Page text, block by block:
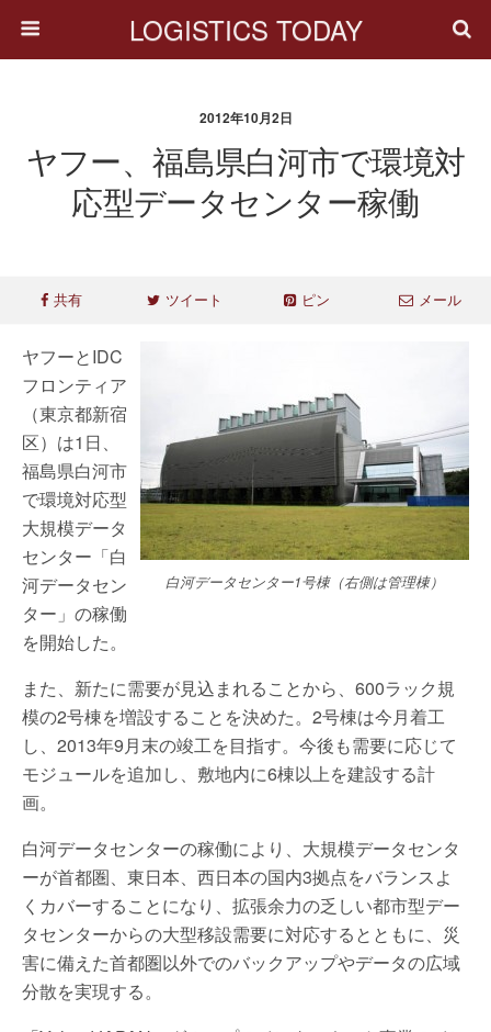
LOGISTICS TODAY
2012年10月2日
ヤフー、福島県白河市で環境対
応型データセンター稼働
共有 ツイート ピン メール
白河データセンター1号棟（右側は管理棟）
ヤフーとIDC
フロンティア
（東京都新宿
区）は1日、
福島県白河市
で環境対応型
大規模データ
センター「白
河データセン
ター」の稼働
を開始した。
また、新たに需要が見込まれることから、600ラック規
模の2号棟を増設することを決めた。2号棟は今月着工
し、2013年9月末の竣工を目指す。今後も需要に応じて
モジュールを追加し、敷地内に6棟以上を建設する計
画。
白河データセンターの稼働により、大規模データセンタ
ーが首都圏、東日本、西日本の国内3拠点をバランスよ
くカバーすることになり、拡張余力の乏しい都市型デー
タセンターからの大型移設需要に対応するとともに、災
害に備えた首都圏以外でのバックアップやデータの広域
分散を実現する。